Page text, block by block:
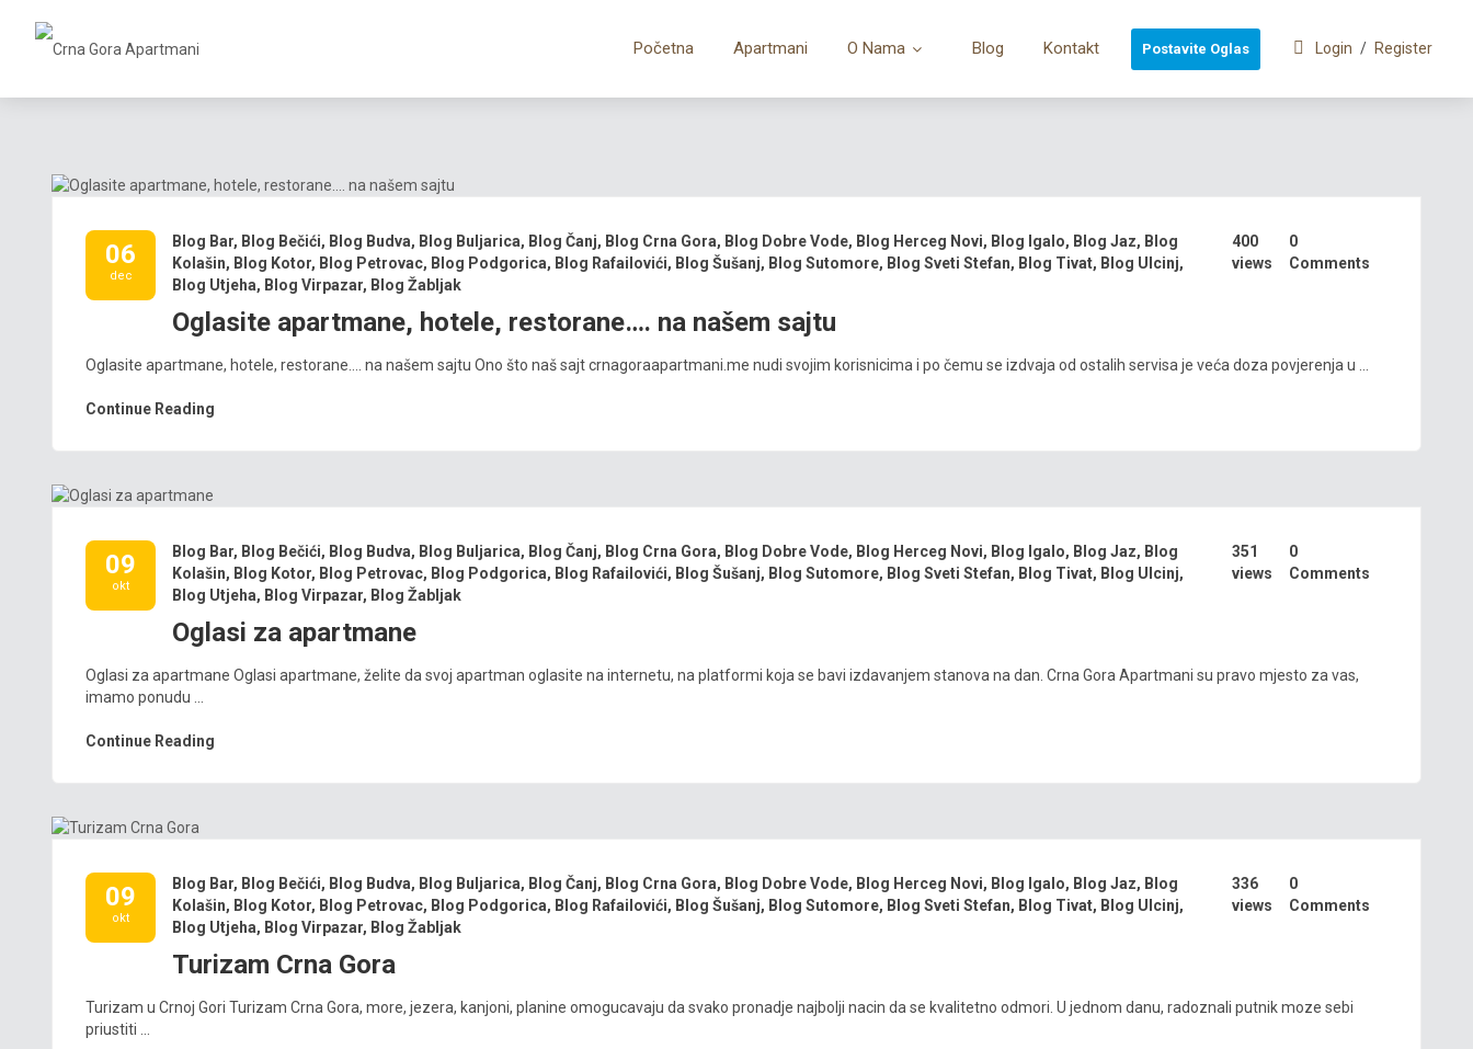
Početna Apartmani O Nama Blog Kontakt Login / Register
Postavite Oglas
06
dec
Blog Bar, Blog Bečići, Blog Budva, Blog Buljarica, Blog Čanj, Blog Crna Gora, Blog Dobre Vode, Blog Herceg Novi, Blog Igalo, Blog Jaz, Blog
Kolašin, Blog Kotor, Blog Petrovac, Blog Podgorica, Blog Rafailovići, Blog Šušanj, Blog Sutomore, Blog Sveti Stefan, Blog Tivat, Blog Ulcinj,
Blog Utjeha, Blog Virpazar, Blog Žabljak
400
views
0
Comments
Oglasite apartmane, hotele, restorane…. na našem sajtu
Oglasite apartmane, hotele, restorane…. na našem sajtu Ono što naš sajt crnagoraapartmani.me nudi svojim korisnicima i po čemu se izdvaja od ostalih servisa je veća doza povjerenja u ...
Continue Reading
09
okt
Blog Bar, Blog Bečići, Blog Budva, Blog Buljarica, Blog Čanj, Blog Crna Gora, Blog Dobre Vode, Blog Herceg Novi, Blog Igalo, Blog Jaz, Blog
Kolašin, Blog Kotor, Blog Petrovac, Blog Podgorica, Blog Rafailovići, Blog Šušanj, Blog Sutomore, Blog Sveti Stefan, Blog Tivat, Blog Ulcinj,
Blog Utjeha, Blog Virpazar, Blog Žabljak
351
views
0
Comments
Oglasi za apartmane
Oglasi za apartmane Oglasi apartmane, želite da svoj apartman oglasite na internetu, na platformi koja se bavi izdavanjem stanova na dan. Crna Gora Apartmani su pravo mjesto za vas,
imamo ponudu ...
Continue Reading
09
okt
Blog Bar, Blog Bečići, Blog Budva, Blog Buljarica, Blog Čanj, Blog Crna Gora, Blog Dobre Vode, Blog Herceg Novi, Blog Igalo, Blog Jaz, Blog
Kolašin, Blog Kotor, Blog Petrovac, Blog Podgorica, Blog Rafailovići, Blog Šušanj, Blog Sutomore, Blog Sveti Stefan, Blog Tivat, Blog Ulcinj,
Blog Utjeha, Blog Virpazar, Blog Žabljak
336
views
0
Comments
Turizam Crna Gora
Turizam u Crnoj Gori Turizam Crna Gora, more, jezera, kanjoni, planine omogucavaju da svako pronadje najbolji nacin da se kvalitetno odmori. U jednom danu, radoznali putnik moze sebi
priustiti ...